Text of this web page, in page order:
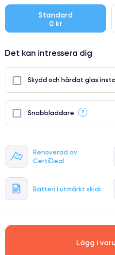
Renoverad av
CertiDeal
Batteri i utmärkt skick
● Oklanderlig kvalitetsskärm
● Endast 5% av våra telefoner har
Standard
0 kr
Det kan intressera dig
Skydd och härdat glas
Snabbladdare ?
Lägg i